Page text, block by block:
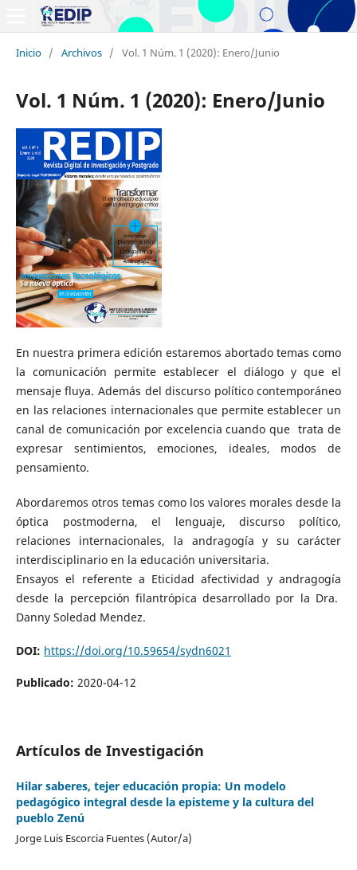
Inicio / Archivos / Vol. 1 Núm. 1 (2020): Enero/Junio
Vol. 1 Núm. 1 (2020): Enero/Junio
En nuestra primera edición estaremos abortado temas como
la comunicación permite establecer el diálogo y que el
mensaje fluya. Además del discurso político contemporáneo
en las relaciones internacionales que permite establecer un
canal de comunicación por excelencia cuando que trata de
expresar sentimientos, emociones, ideales, modos de
pensamiento.
Abordaremos otros temas como los valores morales desde la
óptica postmoderna, el lenguaje, discurso político,
relaciones internacionales, la andragogía y su carácter
interdisciplinario en la educación universitaria.
Ensayos el referente a Eticidad afectividad y andragogía
desde la percepción filantrópica desarrollado por la Dra.
Danny Soledad Mendez.
DOI: https://doi.org/10.59654/sydn6021
Publicado: 2020-04-12
Artículos de Investigación
Hilar saberes, tejer educación propia: Un modelo
pedagógico integral desde la episteme y la cultura del
pueblo Zenú
Jorge Luis Escorcia Fuentes (Autor/a)